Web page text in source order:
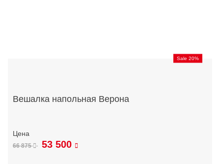
Sale 20%
Вешалка напольная Верона
66 875 53 500